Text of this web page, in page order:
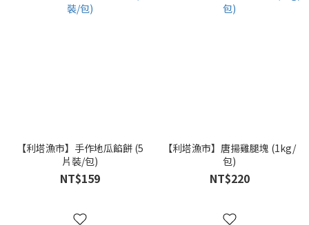
【利塔漁市】手作地瓜餡餅 (5
片裝/包)
NT$159
【利塔漁市】唐揚雞腿塊 (1kg/
包)
NT$220